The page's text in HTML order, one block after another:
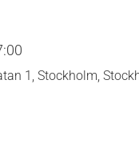
1, Stockholm,